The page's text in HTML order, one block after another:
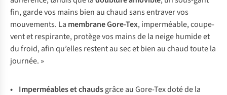
fin, garde vos mains bien au chaud sans entraver vos
mouvements. La membrane Gore-Tex, imperméable, coupe-
vent et respirante, protège vos mains de la neige humide et
du froid, afin qu’elles restent au sec et bien au chaud toute la
journée. »
• Imperméables et chaudsgrâce au Gore-Tex doté de la